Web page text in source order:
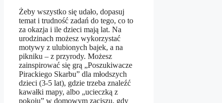
Żeby wszystko się udało, dopasuj
temat i trudność zadań do tego, co to
za okazja i ile dzieci mają lat. Na
urodzinach możesz wykorzystać
motywy z ulubionych bajek, a na
pikniku – z przyrody. Możesz
zainspirować się grą „Poszukiwacze
Pirackiego Skarbu” dla młodszych
dzieci (3-5 lat), gdzie trzeba znaleźć
kawałki mapy, albo „ucieczką z
pokoju” w domowym zaciszu, gdy